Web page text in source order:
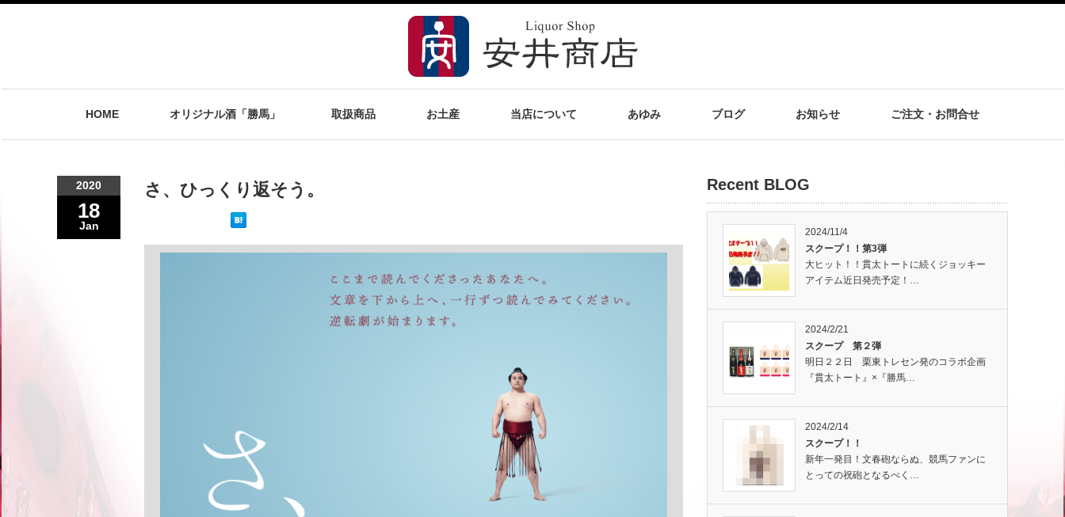
HOME オリジナル酒「勝馬」 取扱商品 お土産 当店について あゆみ ブログ お知らせ ご注文・お問合せ
2020
18
Jan
さ、ひっくり返そう。 Recent BLOG
2024/11/4
スクープ！！第3弾
大ヒット！！貫太トートに続くジョッキー
アイテム近日発売予定！…
2024/2/21
スクープ 第２弾
明日２２日 栗東トレセン発のコラボ企画
『貫太トート』×『勝馬…
2024/2/14
スクープ！！
新年一発目！文春砲ならぬ、競馬ファンに
とっての祝砲となるべく…